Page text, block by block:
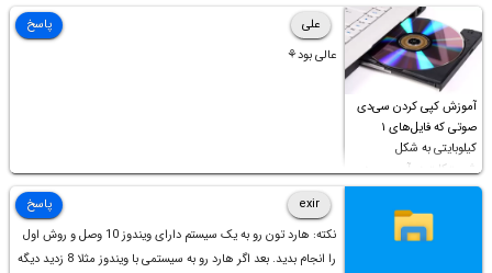
آموزش کپی کردن سی‌دی
صوتی که فایل‌های ۱
کیلوبایتی به شکل
شورت‌کات در آن موجود
است!
علی
عالی بود⚘
پاسخ
exir
نکته: هارد تون رو به یک سیستم دارای ویندوز 10 وصل و روش اول
را انجام بدید. بعد اگر هارد رو به سیستمی با ویندوز مثلا 8 زدید دیگه
پاسخ